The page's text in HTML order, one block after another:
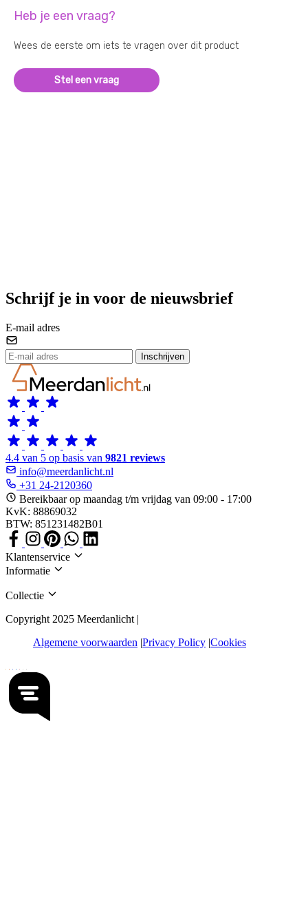
Heb je een vraag?
Wees de eerste om iets te vragen over dit product
Stel een vraag
Schrijf je in voor de nieuwsbrief
E-mail adres
Inschrijven
4.4 van 5 op basis van 9821 reviews
info@meerdanlicht.nl
+31 24-2120360
Bereikbaar op maandag t/m vrijdag van 09:00 - 17:00
KvK: 88869032
BTW: 851231482B01
Klantenservice
Informatie
Collectie
Copyright 2025 Meerdanlicht |
Algemene voorwaarden Privacy Policy Cookies